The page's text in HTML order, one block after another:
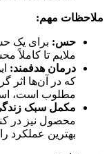
ملاحظات مهم:
حس: برای یک
ملایم تا کاملاً
درمان هدفمند:
که در آن‌ها اثر
مطلوب است،
مکمل سبک
محصول نیز در
بهترین عملکرد